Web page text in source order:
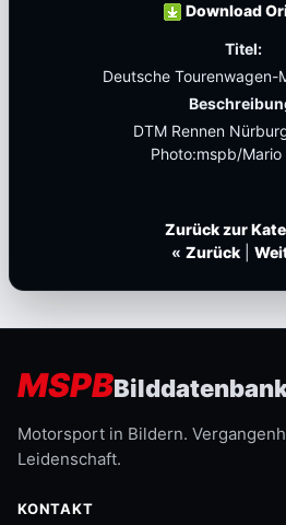
Download
Titel:
Deutsche Tourenwagen-
DTM Rennen
Photo:mspb/Mario
Zurück zur
« Zurück|
MSPB
Motorsport in Bildern.
Leidenschaft.
KONTAKT